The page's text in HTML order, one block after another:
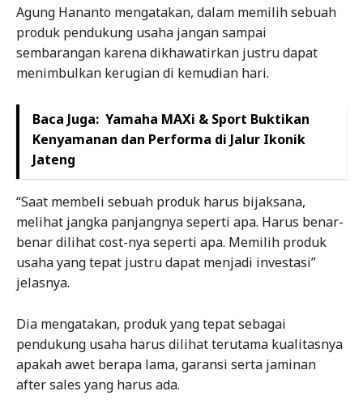
Agung Hananto mengatakan, dalam memilih sebuah
produk pendukung usaha jangan sampai
sembarangan karena dikhawatirkan justru dapat
menimbulkan kerugian di kemudian hari.
Baca Juga: Yamaha MAXi & Sport Buktikan
Kenyamanan dan Performa di Jalur Ikonik
Jateng
“Saat membeli sebuah produk harus bijaksana,
melihat jangka panjangnya seperti apa. Harus benar-
benar dilihat cost-nya seperti apa. Memilih produk
usaha yang tepat justru dapat menjadi investasi”
jelasnya.
Dia mengatakan, produk yang tepat sebagai
pendukung usaha harus dilihat terutama kualitasnya
apakah awet berapa lama, garansi serta jaminan
after sales yang harus ada.